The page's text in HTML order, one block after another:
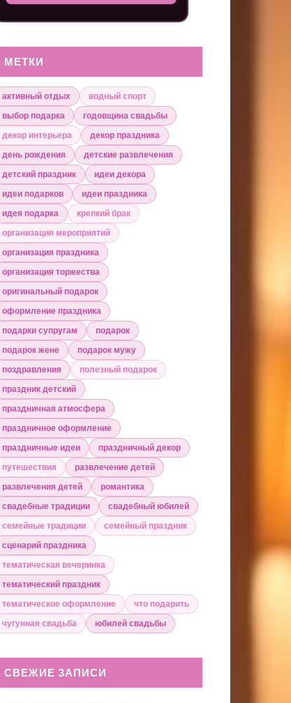
МЕТКИ
активный отдых
водный спорт
выбор подарка
годовщина свадьбы
декор интерьера
декор праздника
день рождения
детские развлечения
детский праздник
идеи декора
идеи подарков
идеи праздника
идея подарка
крепкий брак
организация мероприятий
организация праздника
организация торжества
оригинальный подарок
оформление праздника
подарки супругам
подарок
подарок жене
подарок мужу
поздравления
полезный подарок
праздник детский
праздничная атмосфера
праздничное оформление
праздничные идеи
праздничный декор
путешествия
развлечение детей
развлечения детей
романтика
свадебные традиции
свадебный юбилей
семейные традиции
семейный праздник
сценарий праздника
тематическая вечеринка
тематический праздник
тематическое оформление
что подарить
чугунная свадьба
юбилей свадьбы
СВЕЖИЕ ЗАПИСИ